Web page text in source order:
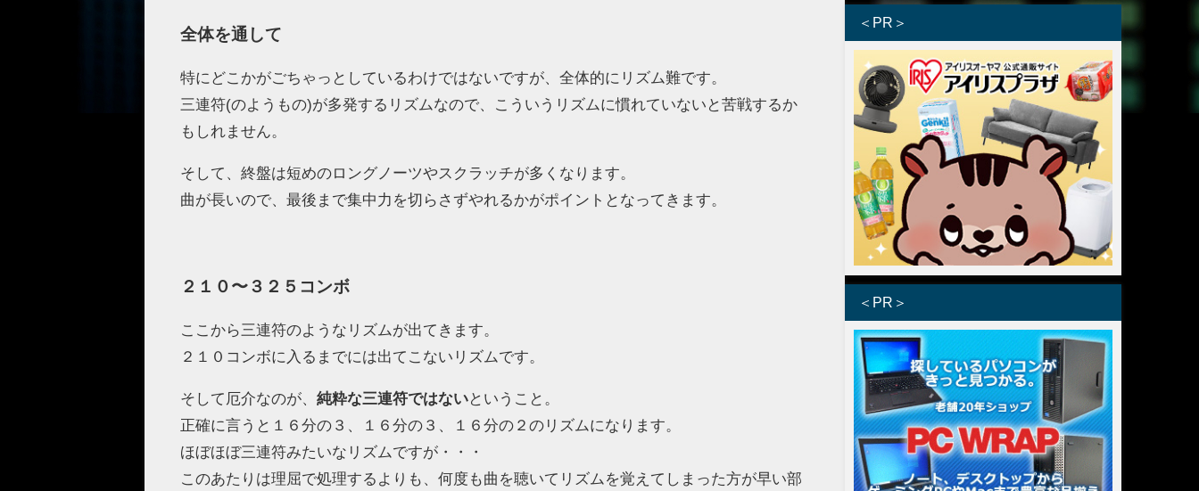
全体を通して
特にどこかがごちゃっとしているわけではないですが、全体的にリズム難です。
三連符(のようもの)が多発するリズムなので、こういうリズムに慣れていないと苦戦するか
もしれません。
そして、終盤は短めのロングノーツやスクラッチが多くなります。
曲が長いので、最後まで集中力を切らさずやれるかがポイントとなってきます。
２１０〜３２５コンボ
ここから三連符のようなリズムが出てきます。
２１０コンボに入るまでには出てこないリズムです。
そして厄介なのが、純粋な三連符ではないということ。
正確に言うと１６分の３、１６分の３、１６分の２のリズムになります。
ほぼほぼ三連符みたいなリズムですが・・・
このあたりは理屈で処理するよりも、何度も曲を聴いてリズムを覚えてしまった方が早い部
＜PR＞
＜PR＞